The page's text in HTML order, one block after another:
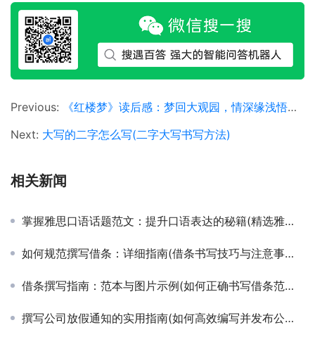
Previous:
《红楼梦》读后感：梦回大观园，情深缘浅悟人生(深度解读《红楼梦》中的情感纠葛与人生哲理)
Next: 大写的二字怎么写(二字大写书写方法)
相关新闻
掌握雅思口语话题范文：提升口语表达的秘籍(精选雅思口语高分范文集与实战技巧解析)
如何规范撰写借条：详细指南(借条书写技巧与注意事项全解析)
借条撰写指南：范本与图片示例(如何正确书写借条范本含清晰图片展示)
撰写公司放假通知的实用指南(如何高效编写并发布公司节假日放假通知)